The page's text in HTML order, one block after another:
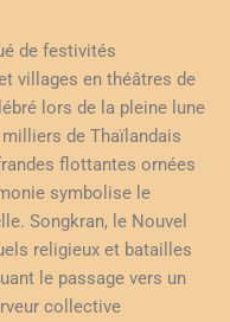
de festivités
villages en théâtres de
lors de la pleine lune
de Thaïlandais
flottantes ornées
symbolise le
Songkran, le Nouvel
religieux et batailles
le passage vers un
collective